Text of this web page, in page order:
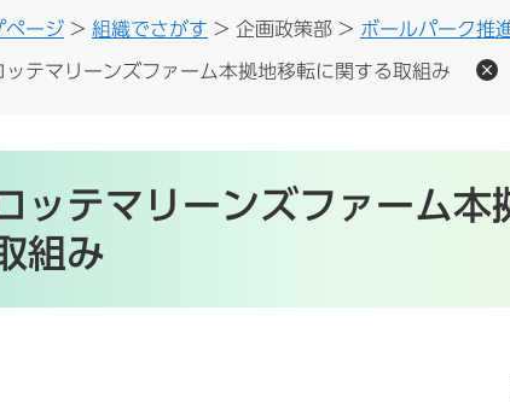
ページ > 組織でさがす > 企画政策部 > ボールパーク推
ッテマリーンズファーム本拠地移転に関する取組み
ッテマリーンズファーム本
組み